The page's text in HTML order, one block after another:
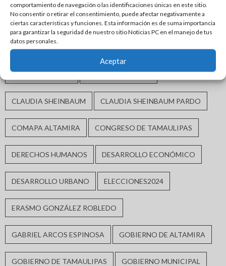
comportamiento de navegación o las identificaciones únicas en este sitio.
No consentir o retirar el consentimiento, puede afectar negativamente a
ciertas características y funciones. Esta información es de suma importancia
para garantizar la seguridad de nuestro sitio Noticias PC en el manejo de tus
datos personales.
Aceptar
ARMANDO MARTÍNEZ MANRÍQUEZ BIENESTAR SOCIAL
CALIDAD DE VIDA CHUCHO NADER
CIUDAD MADERO CIUDAD VICTORIA
CLAUDIA SHEINBAUM CLAUDIA SHEINBAUM PARDO
COMAPA ALTAMIRA CONGRESO DE TAMAULIPAS
DERECHOS HUMANOS DESARROLLO ECONÓMICO
DESARROLLO URBANO ELECCIONES2024
ERASMO GONZÁLEZ ROBLEDO
GABRIEL ARCOS ESPINOSA GOBIERNO DE ALTAMIRA
GOBIERNO DE TAMAULIPAS GOBIERNO MUNICIPAL